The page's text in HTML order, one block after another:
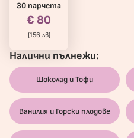
30 парчета
€ 80
(156 лв)
Налични пълнежи:
Шоколад и Тофи
Ванилия и Горски плодове